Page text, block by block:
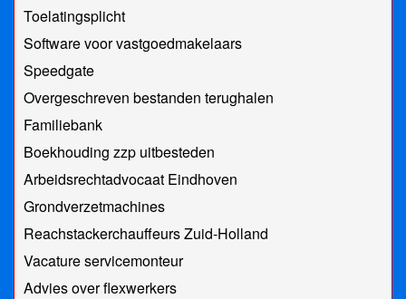
Toelatingsplicht
Software voor vastgoedmakelaars
Speedgate
Overgeschreven bestanden terughalen
Familiebank
Boekhouding zzp uitbesteden
Arbeidsrechtadvocaat Eindhoven
Grondverzetmachines
Reachstackerchauffeurs Zuid-Holland
Vacature servicemonteur
Advies over flexwerkers